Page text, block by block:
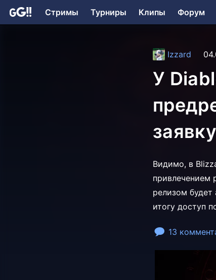
Стримы Турниры Клипы Форум
Izzard
У
Видимо, в
привлечением
релизом
итогу доступ
13